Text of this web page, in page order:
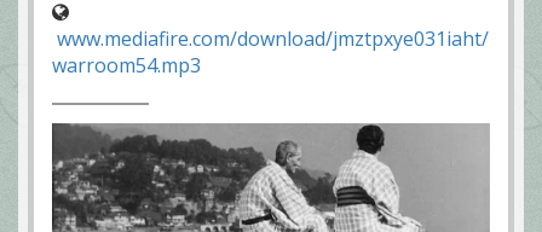
www.mediafire.com/download/jmztpxye031iaht/
warroom54.mp3